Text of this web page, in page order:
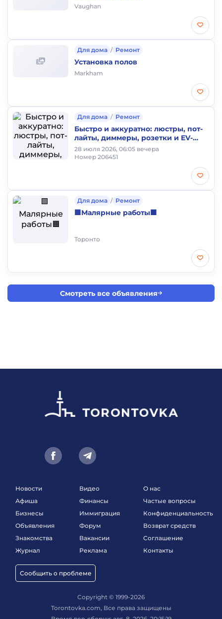
Vaughan
Для дома / Ремонт
Установка полов
Markham
Для дома / Ремонт
Быстро и аккуратно: люстры, пот-
лайты, диммеры, розетки и EV-
зарядки 🔌
28 июля 2026, 06:05 вечера
Номер 206451
Для дома / Ремонт
🟩Малярные работы🟧
Торонто
Смотреть все объявления
Новости
Афиша
Бизнесы
Объявления
Знакомства
Журнал
Сообщить о проблеме
Видео
Финансы
Иммиграция
Форум
Вакансии
Реклама
О нас
Частые вопросы
Конфиденциальность
Возврат средств
Соглашение
Контакты
Copyright © 1999-2026
Torontovka.com, Все права защищены